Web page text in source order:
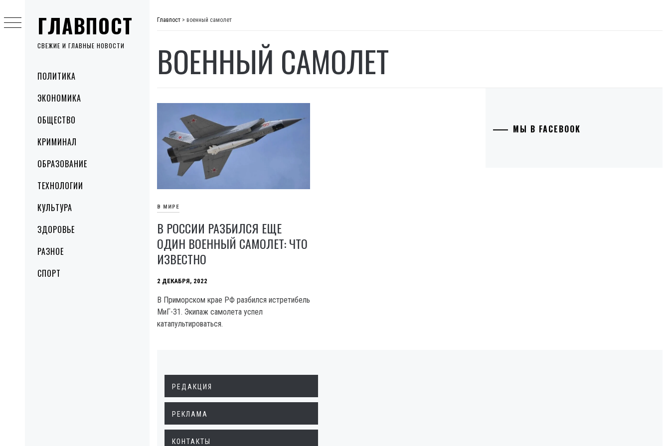
ГЛАВПОСТ
СВЕЖИЕ И ГЛАВНЫЕ НОВОСТИ
MenuПОЛИТИКА
ЭКОНОМИКА
ОБЩЕСТВО
КРИМИНАЛ
ОБРАЗОВАНИЕ
ТЕХНОЛОГИИ
КУЛЬТУРА
ЗДОРОВЬЕ
РАЗНОЕ
СПОРТ
to
content
Главпост > военный самолет
ВОЕННЫЙ САМОЛЕТ
В МИРЕ
В РОССИИ РАЗБИЛСЯ ЕЩЕ
ОДИН ВОЕННЫЙ САМОЛЕТ: ЧТО
ИЗВЕСТНО
2 ДЕКАБРЯ, 2022
В Приморском крае РФ разбился истретибель
МиГ-31. Экипаж самолета успел
катапультироваться.
МЫ В FACEBOOK
РЕДАКЦИЯ
РЕКЛАМА
КОНТАКТЫ